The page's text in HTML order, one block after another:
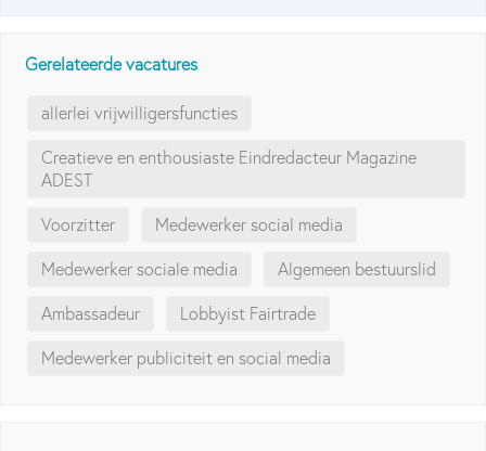
Gerelateerde vacatures
allerlei vrijwilligersfuncties
Creatieve en enthousiaste Eindredacteur Magazine
ADEST
Voorzitter Medewerker social media
Medewerker sociale media Algemeen bestuurslid
Ambassadeur Lobbyist Fairtrade
Medewerker publiciteit en social media